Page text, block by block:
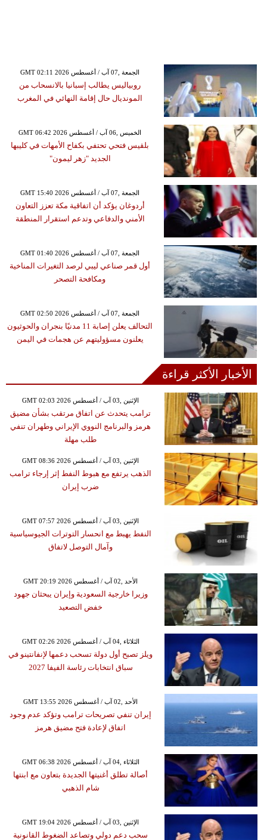
GMT 02:11 2026 الجمعة ,07 آب / أغسطس
روبياليس يطالب إسبانيا بالانسحاب من
المونديال حال إقامة النهائي في المغرب
GMT 06:42 2026 الخميس ,06 آب / أغسطس
بلقيس فتحي تحتفي بكفاح الأمهات في كليبها
الجديد "زهر ليمون"
GMT 15:40 2026 الجمعة ,07 آب / أغسطس
أردوغان يؤكد أن اتفاقية مكة تعزز التعاون
الأمني والدفاعي وتدعم استقرار المنطقة
GMT 01:40 2026 الجمعة ,07 آب / أغسطس
أول قمر صناعي ليبي لرصد التغيرات المناخية
ومكافحة التصحر
GMT 02:50 2026 الجمعة ,07 آب / أغسطس
التحالف يعلن إصابة 11 مدنيًا بنجران والحوثيون
يعلنون مسؤوليتهم عن هجمات في اليمن
الأخبار الأكثر قراءة
GMT 02:03 2026 الإثنين ,03 آب / أغسطس
ترامب يتحدث عن اتفاق مرتقب بشأن مضيق
هرمز والبرنامج النووي الإيراني وطهران تنفي
طلب مهلة
GMT 08:36 2026 الإثنين ,03 آب / أغسطس
الذهب يرتفع مع هبوط النفط إثر إرجاء ترامب
ضرب إيران
GMT 07:57 2026 الإثنين ,03 آب / أغسطس
النفط يهبط مع انحسار التوترات الجيوسياسية
وآمال التوصل لاتفاق
GMT 20:19 2026 الأحد ,02 آب / أغسطس
وزيرا خارجية السعودية وإيران يبحثان جهود
خفض التصعيد
GMT 02:26 2026 الثلاثاء ,04 آب / أغسطس
ويلز تصبح أول دولة تسحب دعمها لإنفانتينو في
سباق انتخابات رئاسة الفيفا 2027
GMT 13:55 2026 الأحد ,02 آب / أغسطس
إيران تنفي تصريحات ترامب وتؤكد عدم وجود
اتفاق لإعادة فتح مضيق هرمز
GMT 06:38 2026 الثلاثاء ,04 آب / أغسطس
أصالة تطلق أغنيتها الجديدة بتعاون مع ابنتها
شام الذهبي
GMT 19:04 2026 الإثنين ,03 آب / أغسطس
سحب دعم دولي وتصاعد الضغوط القانونية